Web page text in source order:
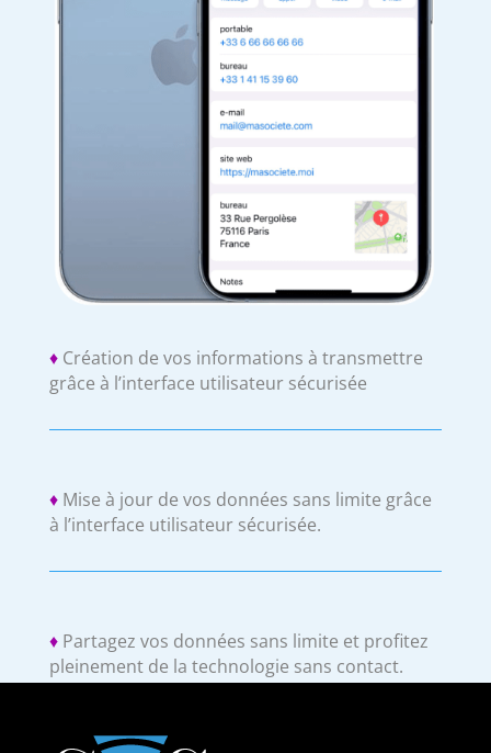
♦Création de vos informations à transmettre
grâce à l’interface utilisateur sécurisée
♦Mise à jour de vos données sans limite grâce
à l’interface utilisateur sécurisée.
♦Partagez vos données sans limite et profitez
pleinement de la technologie sans contact.